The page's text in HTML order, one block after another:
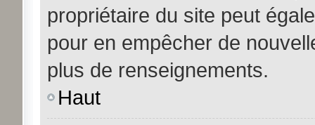
propriétaire du site peut
pour en empêcher de
plus de renseignements.
Haut